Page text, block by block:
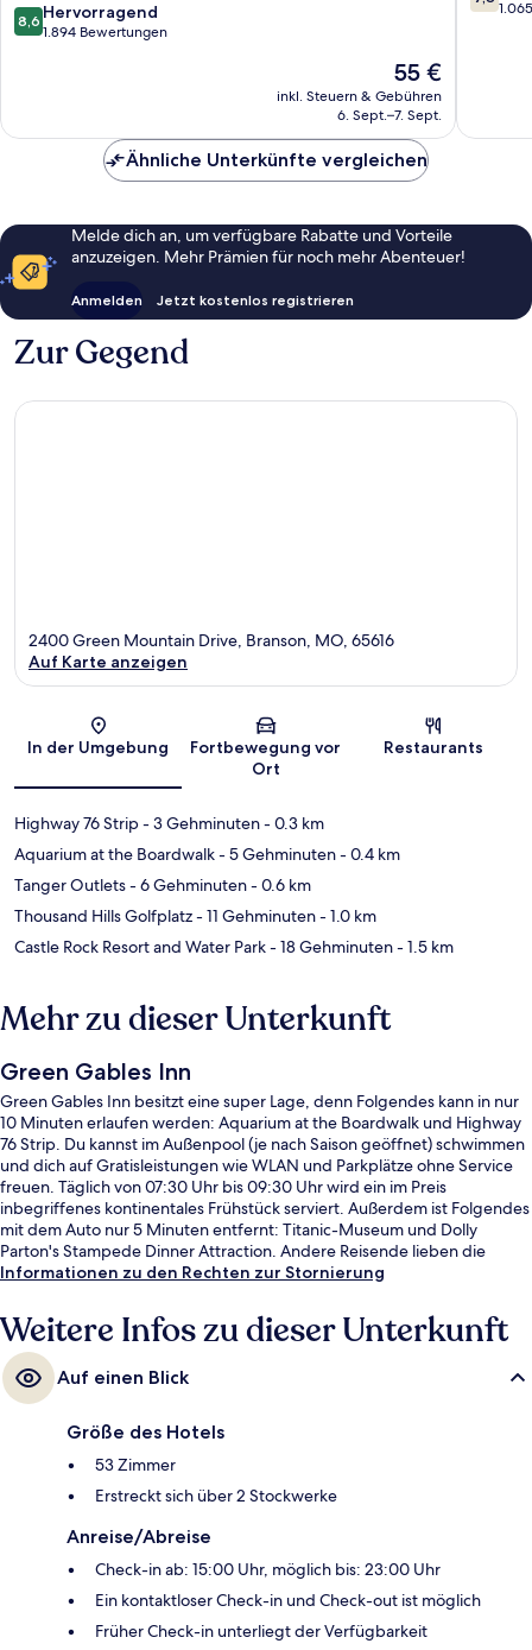
by
Wyndham
8.6
von
8,6 Hervorragend
1.894 Bewertungen
Der
Preis
beträgt
55 €
inkl. Steuern & Gebühren
6. Sept.–7. Sept.
von
Ähnliche Unterkünfte vergleichen
Melde dich an, um verfügbare Rabatte und Vorteile
anzuzeigen. Mehr Prämien für noch mehr Abenteuer!
Anmelden Jetzt kostenlos registrieren
Zur Gegend
Karte
2400 Green Mountain Drive, Branson, MO, 65616
Auf Karte anzeigen
In der Umgebung
Fortbewegung vor
Ort
Restaurants
Highway 76 Strip- 3 Gehminuten- 0.3 km
Aquarium at the Boardwalk- 5 Gehminuten- 0.4 km
Tanger Outlets- 6 Gehminuten- 0.6 km
Thousand Hills Golfplatz- 11 Gehminuten- 1.0 km
Castle Rock Resort and Water Park- 18 Gehminuten- 1.5 km
Mehr zu dieser Unterkunft
Green Gables Inn
Green Gables Inn besitzt eine super Lage, denn Folgendes kann in nur
10 Minuten erlaufen werden: Aquarium at the Boardwalk und Highway
76 Strip. Du kannst im Außenpool (je nach Saison geöffnet) schwimmen
und dich auf Gratisleistungen wie WLAN und Parkplätze ohne Service
freuen. Täglich von 07:30 Uhr bis 09:30 Uhr wird ein im Preis
inbegriffenes kontinentales Frühstück serviert. Außerdem ist Folgendes
mit dem Auto nur 5 Minuten entfernt: Titanic-Museum und Dolly
Parton's Stampede Dinner Attraction. Andere Reisende lieben die
bequemen Betten und das hilfsbereite Personal.
Informationen zu den Rechten zur Stornierung
Weitere Infos zu dieser Unterkunft
Auf einen Blick
Größe des Hotels
53 Zimmer
Erstreckt sich über 2 Stockwerke
Anreise/Abreise
Check-in ab: 15:00 Uhr, möglich bis: 23:00 Uhr
Ein kontaktloser Check-in und Check-out ist möglich
Früher Check-in unterliegt der Verfügbarkeit